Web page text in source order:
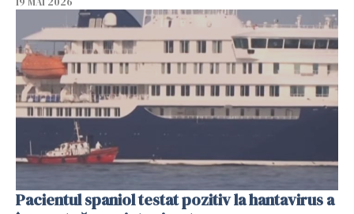
Pacientul spaniol testat pozitiv la hantavirus a